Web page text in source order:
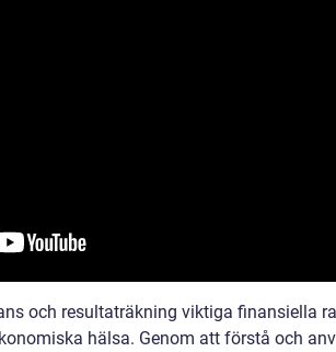
och resultaträkning viktiga finansiella
hälsa. Genom att förstå och